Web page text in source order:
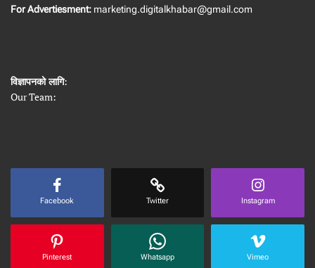
For Advertiesment: marketing.digitalkhabar@gmail.com
विज्ञापनको लागि:
Our Team:
Facebook Twitter Instagram
Pinterest Whatsapp Vimeo